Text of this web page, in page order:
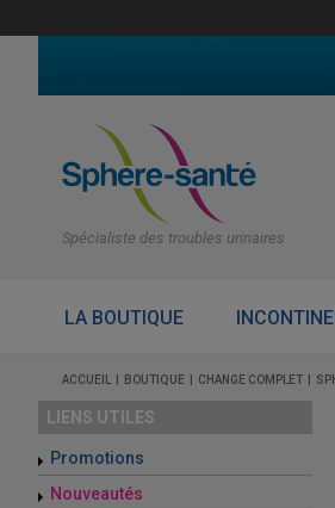
Spécialiste des troubles urinaires
LA BOUTIQUE
ACCUEIL BOUTIQUE CHANGE COMPLET
LIENS UTILES
Promotions
Nouveautés